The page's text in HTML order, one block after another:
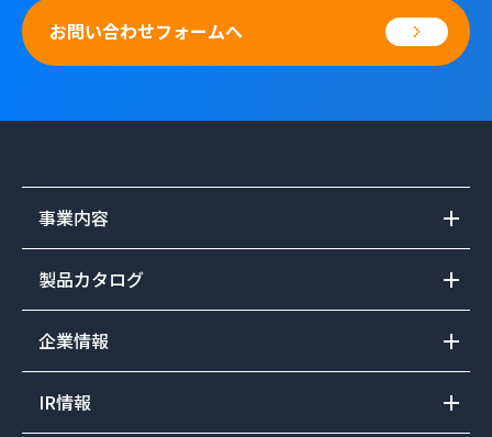
お問い合わせフォームへ
事業内容
製品カタログ
企業情報
IR情報